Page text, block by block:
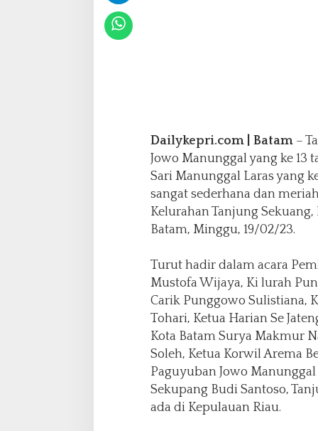
Dailykepri.com | Batam–
Jowo Manunggal yang ke
Sari Manunggal Laras yang
sangat sederhana dan
Kelurahan Tanjung
Batam, Minggu, 19/02/23.
Turut hadir dalam acara
Mustofa Wijaya, Ki lurah
Carik Punggowo Sulistiana,
Tohari, Ketua Harian Se
Kota Batam Surya Makmur
Soleh, Ketua Korwil Arema
Paguyuban Jowo
Sekupang Budi Santoso,
ada di Kepulauan Riau.